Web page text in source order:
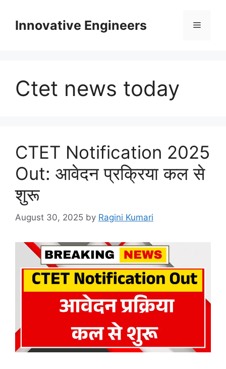
contentInnovative Engineers Menu
Ctet news today
CTET Notification 2025
Out: आवेदन प्रक्रिया कल से
शुरू
August 30, 2025 by Ragini Kumari